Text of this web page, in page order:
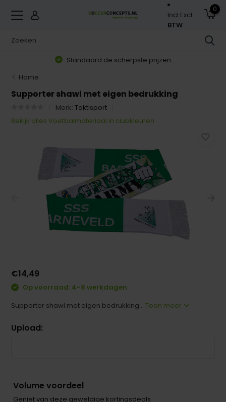
Incl.Excl.
BTW
0
Standaard de scherpste prijzen
Home
Supporter shawl met eigen bedrukking
Merk:Taktisport
Bekijk alles Voetbalmateriaal in clubkleuren
€14,49
Op voorraad: 4-8 werkdagen
Supporter shawl met eigen bedrukking...Toon meer
Upload:
Volume voordeel
Geniet van deze geweldige kortingsdeals